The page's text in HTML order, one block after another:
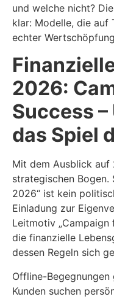
und welche nicht?
klar: Modelle, die auf
echter
2026:
Success
das Spiel
Mit dem Ausblick
strategischen Bogen.
2026“ ist kein
Einladung zur
Leitmotiv „Campaign
die finanzielle
dessen Regeln sich
Offline-Begegnungen
Kunden suchen